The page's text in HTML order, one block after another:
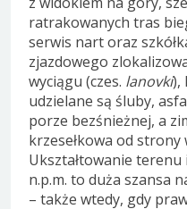
ratrakowanych tras
serwis nart oraz
zjazdowego
wyciągu (czes. lanovki),
udzielane są śluby,
porze bezśnieżnej, a
krzesełkowa od strony
Ukształtowanie terenu
n.p.m. to duża szansa
– także wtedy, gdy